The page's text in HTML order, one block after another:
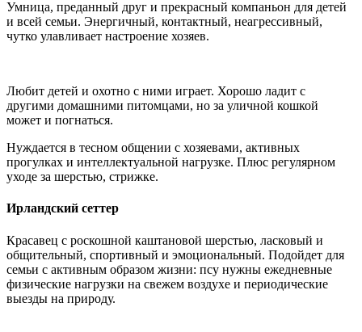
Умница, преданный друг и прекрасный компаньон для детей
и всей семьи. Энергичный, контактный, неагрессивный,
чутко улавливает настроение хозяев.
Любит детей и охотно с ними играет. Хорошо ладит с
другими домашними питомцами, но за уличной кошкой
может и погнаться.
Нуждается в тесном общении с хозяевами, активных
прогулках и интеллектуальной нагрузке. Плюс регулярном
уходе за шерстью, стрижке.
Ирландский сеттер
Красавец с роскошной каштановой шерстью, ласковый и
общительный, спортивный и эмоциональный. Подойдет для
семьи с активным образом жизни: псу нужны ежедневные
физические нагрузки на свежем воздухе и периодические
выезды на природу.